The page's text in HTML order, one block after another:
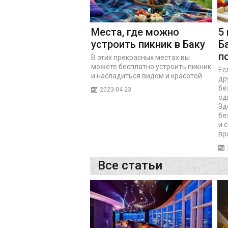
Места, где можно
устроить пикник в Баку
В этих прекрасных местах вы
можете бесплатно устроить пикник
и насладиться видом и красотой
2023-04-23
5
и
Все статьи